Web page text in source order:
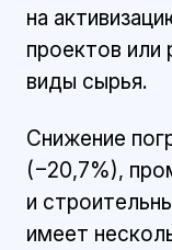
на
проектов или
виды сырья.
Снижение
(−20,7%),
и
имеет